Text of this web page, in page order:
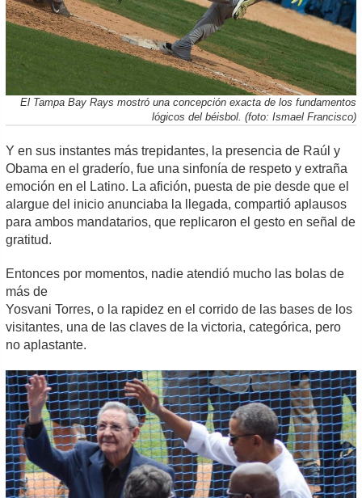
El Tampa Bay Rays mostró una concepción exacta de los fundamentos
lógicos del béisbol. (foto: Ismael Francisco)
Y en sus instantes más trepidantes, la presencia de Raúl y
Obama en el graderío, fue una sinfonía de respeto y extraña
emoción en el Latino. La afición, puesta de pie desde que el
alargue del inicio anunciaba la llegada, compartió aplausos
para ambos mandatarios, que replicaron el gesto en señal de
gratitud.
Entonces por momentos, nadie atendió mucho las bolas de
más de
Yosvani Torres, o la rapidez en el corrido de las bases de los
visitantes, una de las claves de la victoria, categórica, pero
no aplastante.